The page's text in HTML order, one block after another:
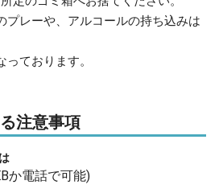
レーや、アルコールの持ち込みは
ております。
注意事項
か電話で可能)